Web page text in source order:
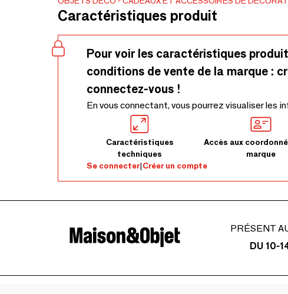
Caractéristiques produit
Pour voir les caractéristiques
conditions de vente de la marque :
connectez-vous !
En vous connectant, vous pourrez visualiser les
Caractéristiques
techniques
Accès aux
marque
Se connecter|Créer un compte
PRÉSENT
DU 10-